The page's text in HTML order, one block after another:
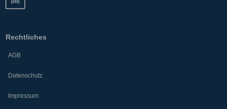
Rechtliches
AGB
Datenschutz
Impressum